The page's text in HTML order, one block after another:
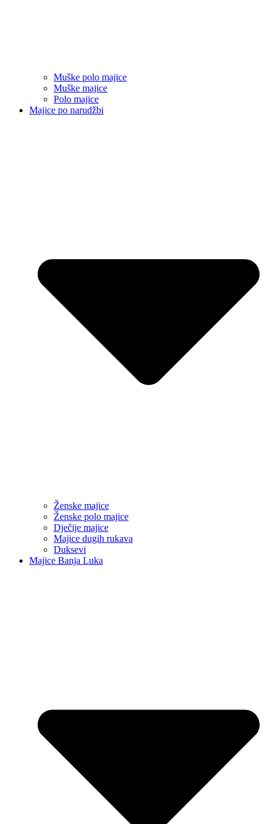
Muške polo majice
Muške majice
Polo majice
Majice po narudžbi
Ženske majice
Ženske polo majice
Dječije majice
Majice dugih rukava
Duksevi
Majice Banja Luka